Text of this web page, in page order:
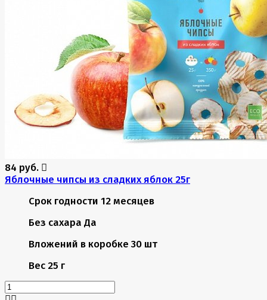
84 руб.
Яблочные чипсы из сладких яблок 25г
Срок годности 12 месяцев
Без сахара Да
Вложений в коробке 30 шт
Вес 25 г